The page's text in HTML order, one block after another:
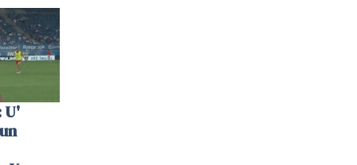
U'